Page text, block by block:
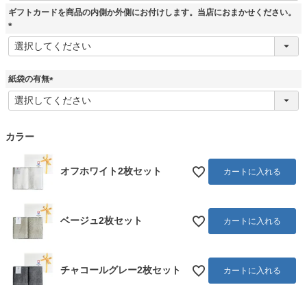
須
ギフトカードを商品の内側か外側にお付けします。当店におまかせください。
(
必
)紙袋の有無
(
必
カラー
オフホワイト2枚セット カートに入れる
ベージュ2枚セット カートに入れる
チャコールグレー2枚セット カートに入れる